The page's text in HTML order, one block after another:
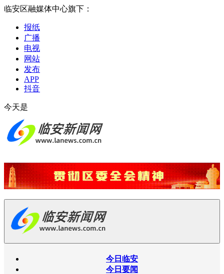
临安区融媒体中心旗下：
报纸
广播
电视
网站
发布
APP
抖音
今天是
今日临安
今日要闻